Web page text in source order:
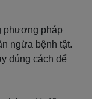
phương pháp
ngừa bệnh tật.
đúng cách để